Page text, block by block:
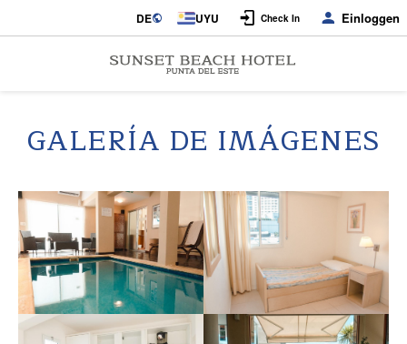
DE UYU Check In Einloggen
GALERÍA DE IMÁGENES